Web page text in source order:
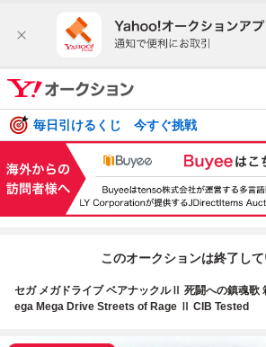
毎日引けるくじ 今すぐ挑戦
このオークションは終了し
セガ メガドライブ ベアナックルⅡ 死闘への鎮魂歌
ega Mega Drive Streets of Rage Ⅱ CIB Tested